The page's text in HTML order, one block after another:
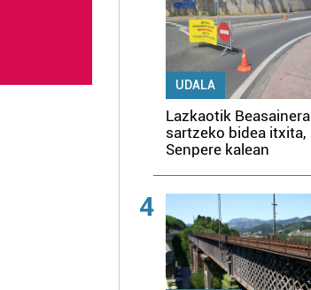
UDALA
Lazkaotik Beasainera
sartzeko bidea itxita,
Senpere kalean
4